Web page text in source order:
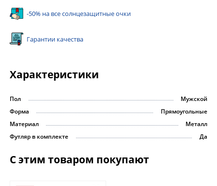
-50% на все солнцезащитные очки
Гарантии качества
Характеристики
Пол
Мужской
Форма
Прямоугольные
Материал
Металл
Футляр в комплекте
Да
С этим товаром покупают